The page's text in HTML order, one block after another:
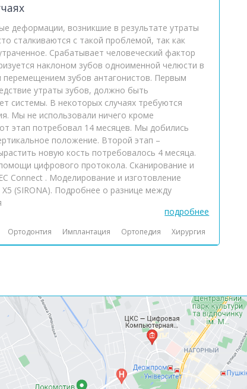
деформации, возникшие в результате утраты
сталкиваются с такой проблемой, так как
Срабатывает человеческий фактор
наклоном зубов одноименной челюсти в
зубов антагонистов. Первым
утраты зубов, должно быть
системы. В некоторых случаях требуются
Мы не использовали ничего кроме
этап потребовал 14 месяцев. Мы добились
положение. Второй этап –
новую кость потребовалось 4 месяца.
цифрового протокола. Сканирование и
Connect . Моделирование и изготовление
(SIRONA). Подробнее о разнице между
подробнее
Ортодонтия Имплантация Ортопедия Хирургия